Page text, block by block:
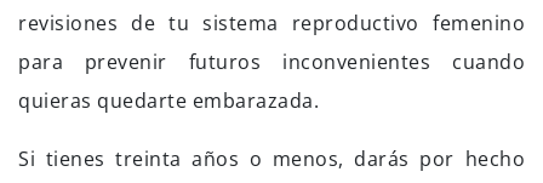
revisiones de tu sistema reproductivo femenino
para prevenir futuros inconvenientes cuando
quieras quedarte embarazada.
Si tienes treinta años o menos, darás por hecho